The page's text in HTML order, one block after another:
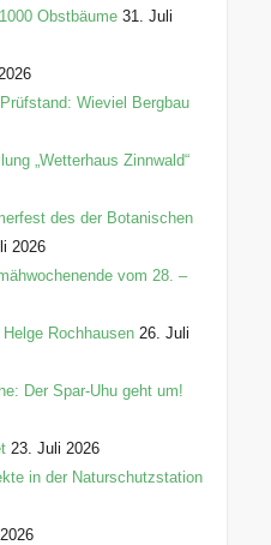
Obstbäume 31. Juli
Wieviel Bergbau
„Wetterhaus Zinnwald“
des der Botanischen
2026
vom 28. –
Rochhausen 26. Juli
Der Spar-Uhu geht um!
23. Juli 2026
in der Naturschutzstation